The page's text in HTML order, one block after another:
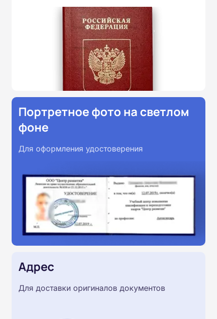
Портретное фото на светлом
фоне
Для оформления удостоверения
Адрес
Для доставки оригиналов документов